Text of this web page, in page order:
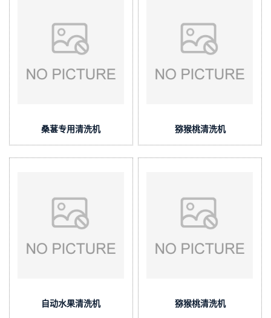
桑葚专用清洗机 猕猴桃清洗机
自动水果清洗机 猕猴桃清洗机